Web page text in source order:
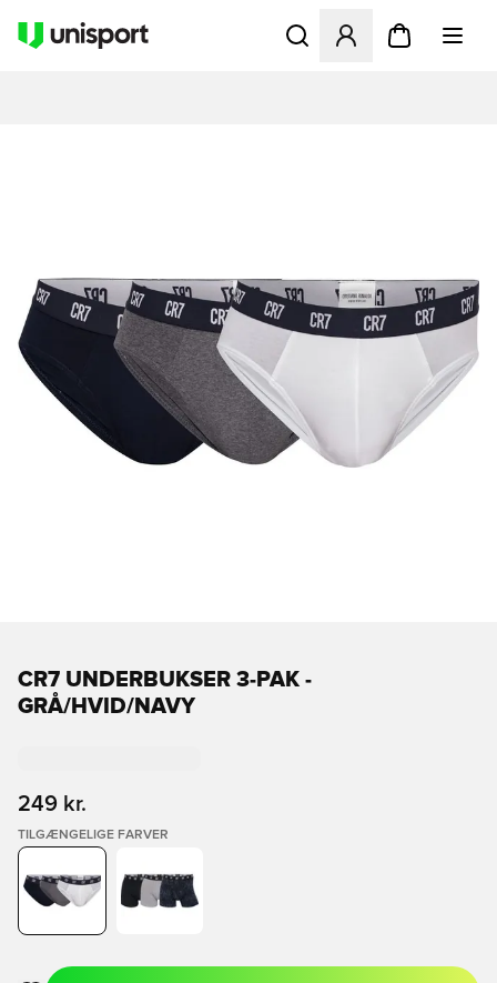
Åbner en Modal til at
CR7 UNDERBUKSER 3-PAK -
GRÅ/HVID/NAVY
249 kr.
TILGÆNGELIGE FARVER